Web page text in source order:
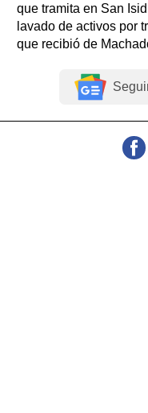
que tramita en San
lavado de activos por
que recibió de